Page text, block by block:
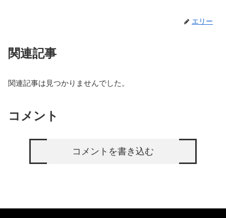
エリー
関連記事
関連記事は見つかりませんでした。
コメント
コメントを書き込む